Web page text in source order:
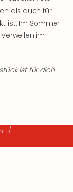
als auch für
ist. Im Sommer
im
ist für dich
/